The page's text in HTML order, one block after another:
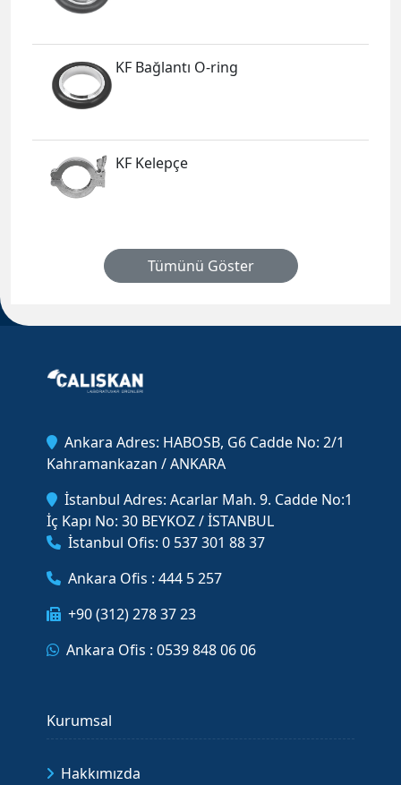
KF Bağlantı O-ring
KF Kelepçe
Tümünü Göster
Ankara Adres: HABOSB, G6 Cadde No: 2/1
Kahramankazan / ANKARA
İstanbul Adres: Acarlar Mah. 9. Cadde No:1
İç Kapı No: 30 BEYKOZ / İSTANBUL
İstanbul Ofis: 0 537 301 88 37
Ankara Ofis : 444 5 257
+90 (312) 278 37 23
Ankara Ofis : 0539 848 06 06
Kurumsal
Hakkımızda